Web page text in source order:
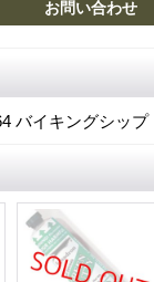
バイキングシップ